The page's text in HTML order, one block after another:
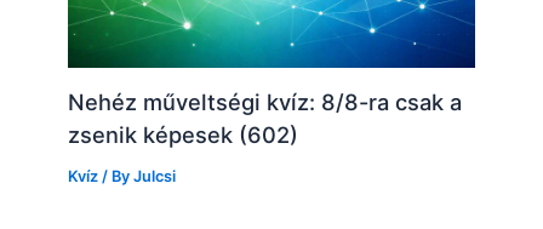
Nehéz műveltségi kvíz: 8/8-ra csak a
zsenik képesek (602)
Kvíz / ByJulcsi